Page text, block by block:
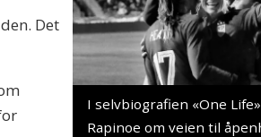
I selvbiografien «One
Rapinoe om veien til
Det